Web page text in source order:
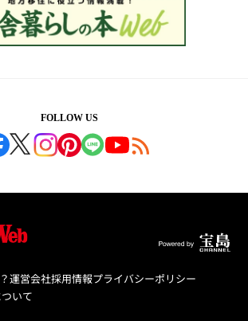
FOLLOW US
運営会社採用情報プライバシーポリシー
いて